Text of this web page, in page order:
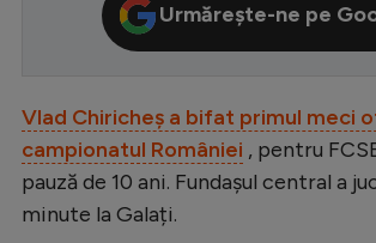
Premier League
Serie A
Bundesliga
Ligue 1
Urmărește-ne pe
Vlad Chiricheș a bifat primul meci
campionatul României , pentru
pauză de 10 ani. Fundașul central a
minute la Galați.